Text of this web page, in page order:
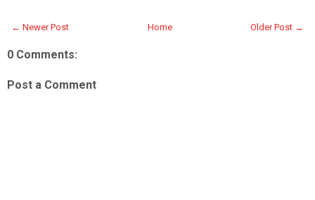
← Newer Post Older Post →
Home
0 Comments:
Post a Comment